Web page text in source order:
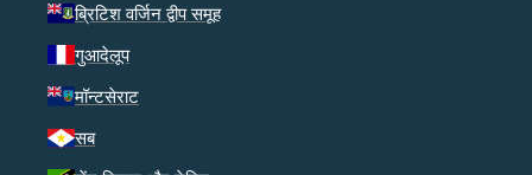
ब्रिटिश वर्जिन द्वीप समूह
गुआदेलूप
मॉन्टसेराट
सब